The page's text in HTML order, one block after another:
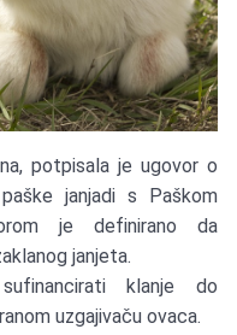
potpisala je ugovor o
janjadi s Paškom
je definirano da
janjeta.
klanje do
uzgajivaču ovaca.